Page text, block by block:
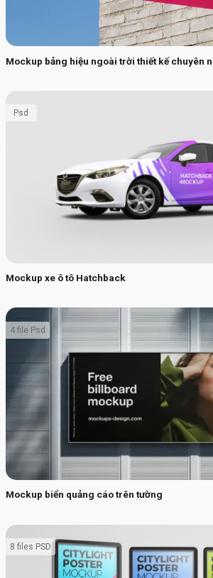
Mockup bảng hiệu ngoài trời thiết kế chuyên
Mockup xe ô tô Hatchback
Psd
Mockup biển quảng cáo trên tường
4 file Psd
8 files PSD